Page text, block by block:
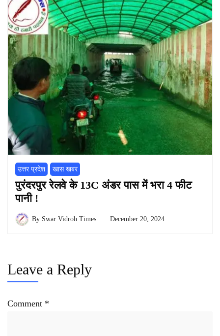
उत्तर प्रदेश खास खबर
पुरंदरपुर रेलवे के 13C अंडर पास में भरा 4 फीट
पानी !
By Swar Vidroh Times December 20, 2024
Leave a Reply
Comment *